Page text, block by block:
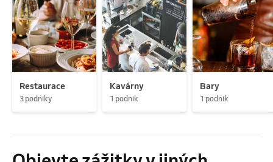
Restaurace
3 podniky
Kavárny
1 podnik
Bary
1 podnik